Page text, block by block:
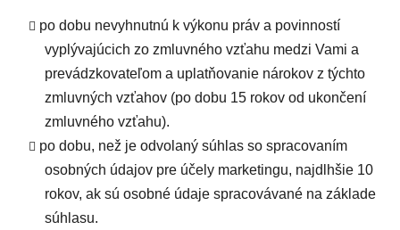
po dobu nevyhnutnú k výkonu práv a povinností
vyplývajúcich zo zmluvného vzťahu medzi Vami a
prevádzkovateľom a uplatňovanie nárokov z týchto
zmluvných vzťahov (po dobu 15 rokov od ukončení
zmluvného vzťahu).
po dobu, než je odvolaný súhlas so spracovaním
osobných údajov pre účely marketingu, najdlhšie 10
rokov, ak sú osobné údaje spracovávané na základe
súhlasu.